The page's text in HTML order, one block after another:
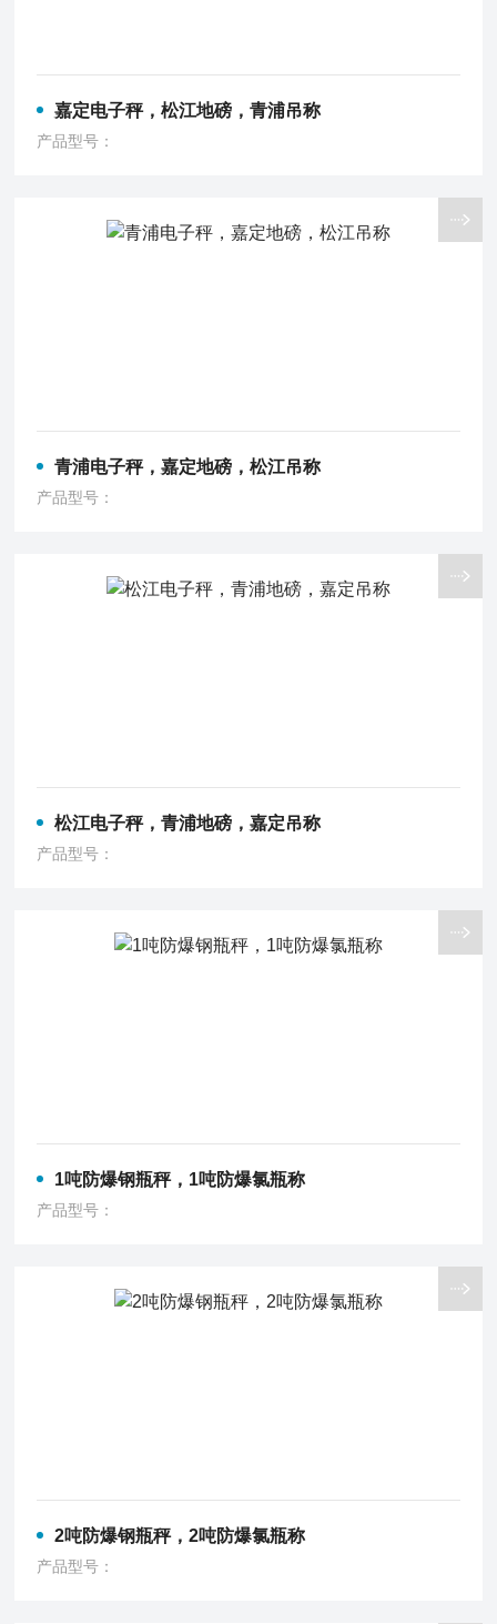
嘉定电子秤，松江地磅，青浦吊称
产品型号：
青浦电子秤，嘉定地磅，松江吊称
产品型号：
松江电子秤，青浦地磅，嘉定吊称
产品型号：
1吨防爆钢瓶秤，1吨防爆氯瓶称
产品型号：
2吨防爆钢瓶秤，2吨防爆氯瓶称
产品型号：